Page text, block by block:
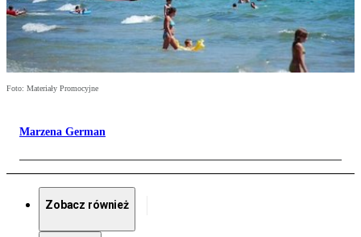
Foto: Materiały Promocyjne
Marzena German
Zobacz również